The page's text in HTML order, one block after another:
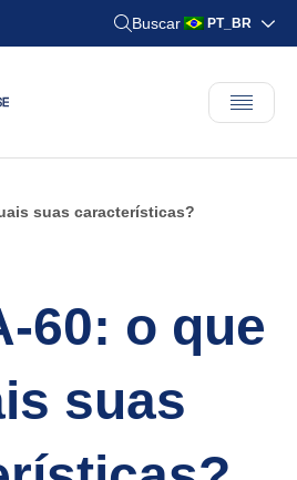
Buscar PT_BR
suas características?
60: o que
suas